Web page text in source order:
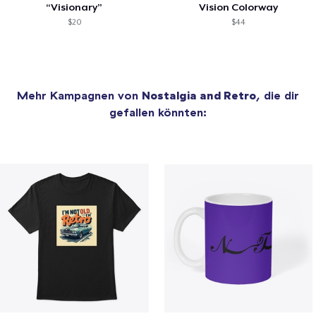
“Visionary”
$20
Vision Colorway
$44
Mehr Kampagnen von Nostalgia and Retro, die dir
gefallen könnten: